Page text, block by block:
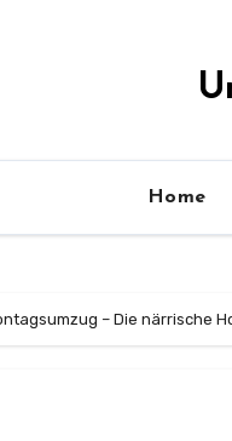
Home
– Die närrische